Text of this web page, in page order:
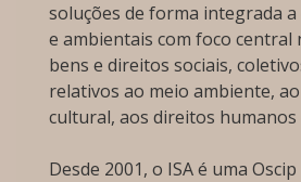
soluções de forma integrada
e ambientais com foco central
bens e direitos sociais,
relativos ao meio ambiente,
cultural, aos direitos humanos
Desde 2001, o ISA é uma